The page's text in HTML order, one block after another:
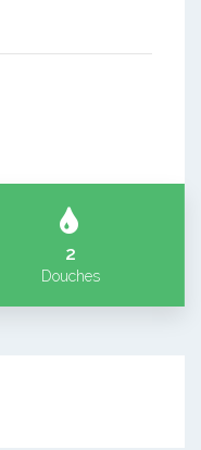
2
Douches